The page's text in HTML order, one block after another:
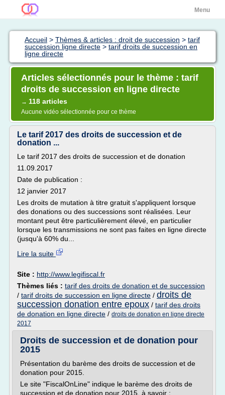
Menu
Accueil > Thèmes & articles : droit de succession > tarif
succession ligne directe > tarif droits de succession en
ligne directe
Articles sélectionnés pour le thème : tarif
droits de succession en ligne directe
→ 118 articles
Aucune vidéo sélectionnée pour ce thème
Le tarif 2017 des droits de succession et de
donation ...
Le tarif 2017 des droits de succession et de donation
11.09.2017
Date de publication :
12 janvier 2017
Les droits de mutation à titre gratuit s'appliquent lorsque
des donations ou des successions sont réalisées. Leur
montant peut être particulièrement élevé, en particulier
lorsque les transmissions ne sont pas faites en ligne directe
(jusqu'à 60% du...
Lire la suite
Site : http://www.legifiscal.fr
Thèmes liés : tarif des droits de donation et de succession
/ tarif droits de succession en ligne directe / droits de
succession donation entre epoux / tarif des droits
de donation en ligne directe / droits de donation en ligne directe
2017
Droits de succession et de donation pour
2015
Présentation du barème des droits de succession et de
donation pour 2015.
Le site "FiscalOnLine" indique le barème des droits de
succession et de donation pour 2015, à savoir :